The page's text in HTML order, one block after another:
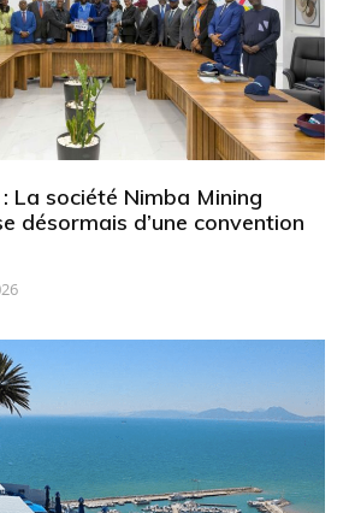
La société Nimba Mining
désormais d’une convention